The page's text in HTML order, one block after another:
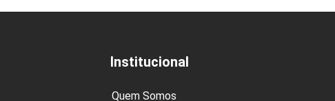
Institucional
Quem Somos